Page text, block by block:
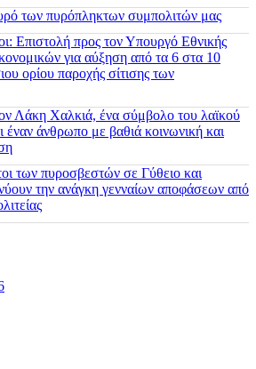
των πυρόπληκτων συμπολιτών μας
Επιστολή προς τον Υπουργό Εθνικής
για αύξηση από τα 6 στα 10
ορίου παροχής σίτισης των
Λάκη Χαλκιά, ένα σύμβολο του λαϊκού
έναν άνθρωπο με βαθιά κοινωνική και
των πυροσβεστών σε Γύθειο και
την ανάγκη γενναίων αποφάσεων από